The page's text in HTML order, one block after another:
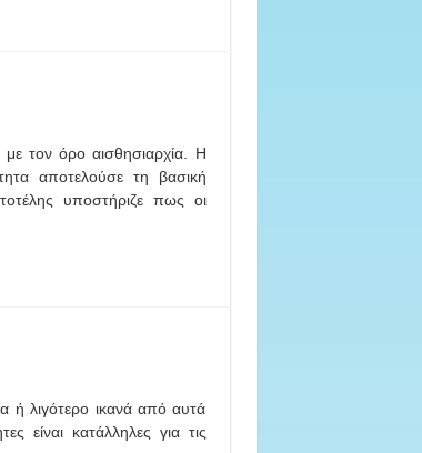
με τον όρο αισθησιαρχία. Η
αποτελούσε τη βασική
υποστήριζε πως οι
ή λιγότερο ικανά από αυτά
είναι κατάλληλες για τις